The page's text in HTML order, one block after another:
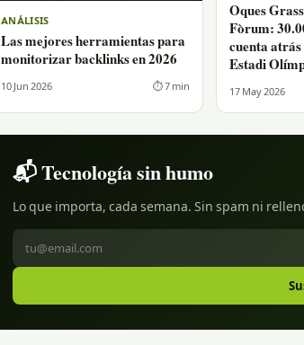
ANÁLISIS
Las mejores herramientas para
monitorizar backlinks en 2026
10 Jun 2026 ⏱ 7 min
Oques
Fòrum:
cuenta atrás
Estadi
17 May 2026
📬 Tecnología sin humo
Lo que importa, cada semana. Sin spam ni